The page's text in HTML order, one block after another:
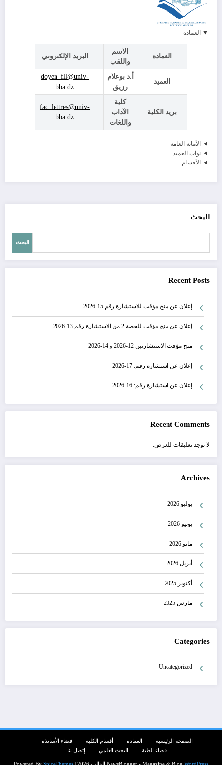
العمادة
العمادة
الاسم
واللقب
البريد الإلكتروني
العميد
أ.د بوعلام
رزيق
doyen_fll@univ-
bba.dz
بريد الكلية
كلية
الآداب
واللغات
fac_lettres@univ-
bba.dz
الأمانة العامة
نواب العميد
الأقسام
البحث
البحث
Recent Posts
إعلان عن منح مؤقت للاستشارة رقم 15-2026
إعلان عن منح مؤقت للحصة 2 من الاستشارة رقم 13-2026
منح مؤقت الاستشارتين 12-2026 و 14-2026
إعلان عن استشارة رقم: 17-2026
إعلان عن استشارة رقم: 16-2026
Recent Comments
لا توجد تعليقات للعرض.
Archives
يوليو 2026
يونيو 2026
مايو 2026
أبريل 2026
أكتوبر 2025
مارس 2025
Categories
Uncategorized
الصفحة الرئيسية العمادة أقسام الكلية
فضاء الأساتذة
فضاء الطبة
البحث العلمي إتصل بنا
NewsBlogger - Magazine & Blog WordPress القالب 2026 | Powered By SpiceThemes